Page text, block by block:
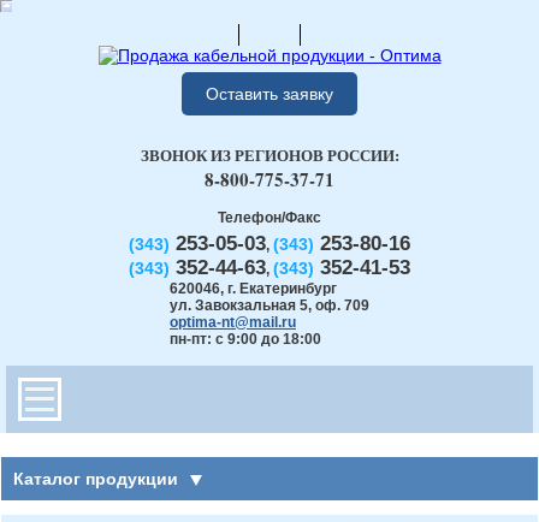
Оставить заявку
Телефон/Факс
(343) 253-05-03, (343) 253-80-16
(343) 352-44-63, (343) 352-41-53
620046, г. Екатеринбург
ул. Завокзальная 5, оф. 709
optima-nt@mail.ru
пн-пт: с 9:00 до 18:00
ЗВОНОК ИЗ РЕГИОНОВ РОССИИ:
8-800-775-37-71
Каталог продукции